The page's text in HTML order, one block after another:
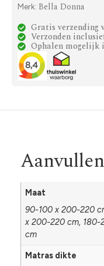
Merk: Bella Donna
Gratis verzending
Verzonden
Ophalen mogelijk
Maat
90-100 x 200-220
x 200-220 cm,
cm
Matras dikte